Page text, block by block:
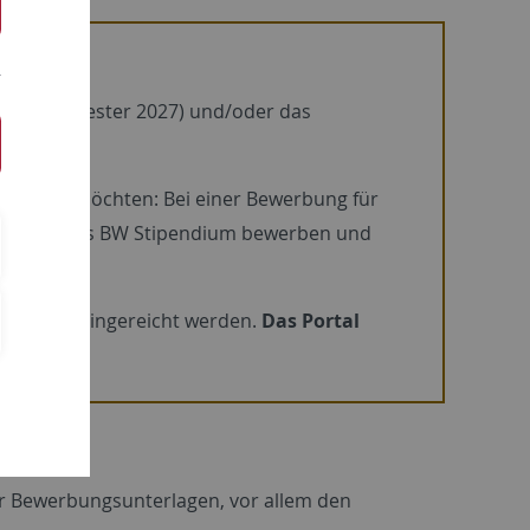
2027) und/oder das
möchten: Bei einer Bewerbung für
für das BW Stipendium bewerben und
Online eingereicht werden. Das Portal
vor allem den